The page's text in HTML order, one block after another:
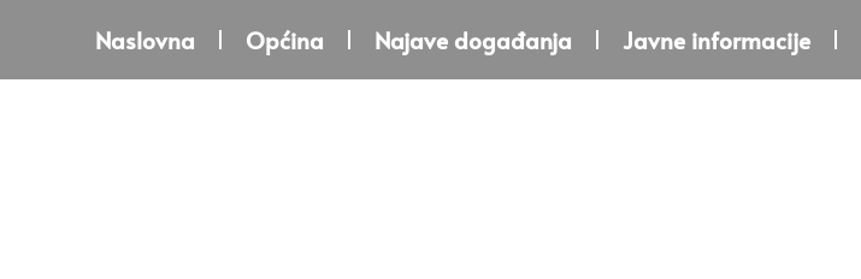
Naslovna Općina Najave događanja Javne informacije